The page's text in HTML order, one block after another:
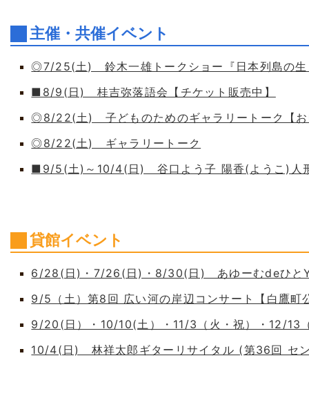
主催・共催イベント
◎7/25(土) 鈴木一雄トークショー『日本列島の生
■8/9(日) 桂吉弥落語会【チケット販売中】
◎8/22(土) 子どものためのギャラリートーク【お
◎8/22(土) ギャラリートーク
■9/5(土)～10/4(日) 谷口よう子 陽香(ようこ)人
貸館イベント
6/28(日)・7/26(日)・8/30(日) あゆーむdeひと
9/5（土）第8回 広い河の岸辺コンサート【白鷹町
9/20(日）・10/10(土）・11/3（火・祝）・12/
10/4(日) 林祥太郎ギターリサイタル (第36回 セ